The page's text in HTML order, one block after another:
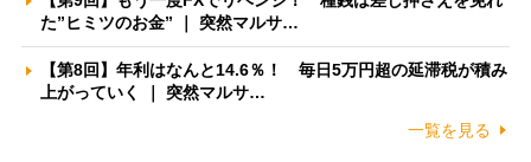
た”ヒミツのお金” ｜ 突然マルサ…
【第8回】年利はなんと14.6％！ 毎日5万円超の延滞税が積み
上がっていく ｜ 突然マルサ…
一覧を見る